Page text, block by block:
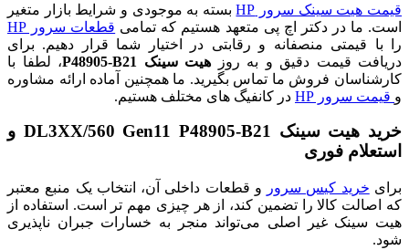
قیمت هیت سینک سرور HP
بسته به موجودی و شرایط بازار متغیر
است. ما در دکتر اچ پی متعهد هستیم که تمامی قطعات سرور HP
را با قیمتی منصفانه و رقابتی در اختیار شما قرار دهیم. برای
دریافت قیمت دقیق و به روز هیت سینک P48905-B21
، لطفا با
کارشناسان فروش ما تماس بگیرید. ما همچنین آماده ارائه مشاوره
و قیمت سرور HP در کانفیگ های مختلف هستیم.
خرید هیت سینک DL3XX/560 Gen11 P48905-B21 و
استعلام فوری
برای خرید کیس سرور
و قطعات داخلی آن، انتخاب یک منبع معتبر
که اصالت کالا را تضمین کند، از هر چیزی مهم تر است. استفاده از
هیت سینک غیر اصلی می‌تواند منجر به خسارات جبران ناپذیری
شود.